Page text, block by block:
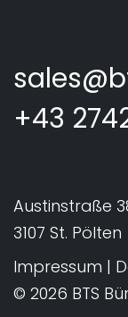
+43
Austinstraße
3107 St. Pölten
Impressum |
© 2026 BTS